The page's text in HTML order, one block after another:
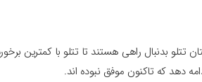
بدنبال راهی هستند تا تتلو با کمترین برخورد
دهد که تاکنون موفق نبوده اند.